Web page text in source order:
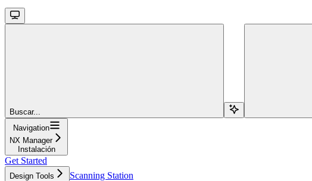
Buscar...
Navigation
NX Manager
Instalación
Get Started
Design Tools
Scanning Station